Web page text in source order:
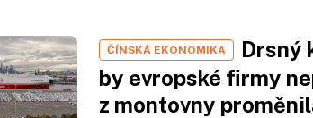
ČÍNSKÁ EKONOMIKA
Drsný
by evropské firmy
z montovny